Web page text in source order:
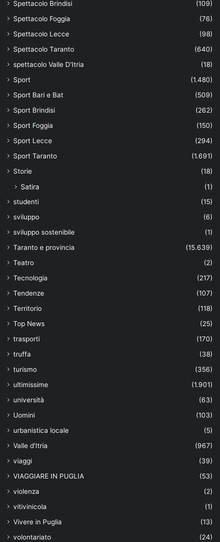
Spettacolo Brindisi
(109)
Spettacolo Foggia
(76)
Spettacolo Lecce
(98)
Spettacolo Taranto
(640)
spettacolo Valle D'Itria
(18)
Sport
(1.480)
Sport Bari e Bat
(509)
Sport Brindisi
(262)
Sport Foggia
(150)
Sport Lecce
(294)
Sport Taranto
(1.691)
Storie
(18)
Satira (1)
studenti
(15)
sviluppo
(6)
sviluppo sostenibile
(1)
Taranto e provincia
(15.639)
Teatro
(2)
Tecnologia
(217)
Tendenze
(107)
Territorio
(118)
Top News
(25)
trasporti
(170)
truffa
(38)
turismo
(356)
ultimissime
(1.901)
università
(63)
Uomini
(103)
urbanistica locale
(5)
Valle d'Itria
(967)
viaggi
(39)
VIAGGIARE IN PUGLIA
(53)
violenza
(2)
vitivinicola
(1)
Vivere in Puglia
(13)
volontariato
(24)